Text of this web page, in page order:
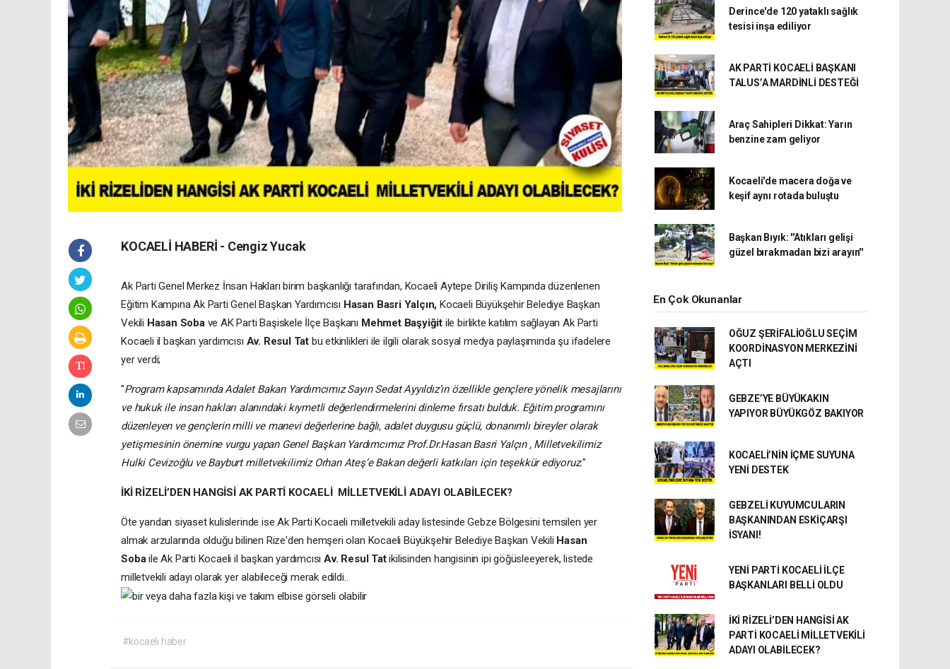
KOCAELİ HABERİ - Cengiz Yucak
Ak Parti Genel Merkez İnsan Hakları birim başkanlığı tarafından, Kocaeli Aytepe Diriliş Kampında düzenlenen
Eğitim Kampına Ak Parti Genel Başkan Yardımcısı Hasan Basri Yalçın,Kocaeli Büyükşehir Belediye Başkan
Vekili Hasan Sobave AK Parti Başiskele İlçe Başkanı Mehmet Başyiğit ile birlikte katılım sağlayan Ak Parti
Kocaeli il başkan yardımcısı Av. Resul Tat bu etkinlikleri ile ilgili olarak sosyal medya paylaşımında şu ifadelere
yer verdi;
"Program kapsamında Adalet Bakan Yardımcımız Sayın Sedat Ayyıldız’ın özellikle gençlere yönelik mesajlarını
ve hukuk ile insan hakları alanındaki kıymetli değerlendirmelerini dinleme fırsatı bulduk. Eğitim programını
düzenleyen ve gençlerin milli ve manevi değerlerine bağlı, adalet duygusu güçlü, donanımlı bireyler olarak
yetişmesinin önemine vurgu yapan Genel Başkan Yardımcımız Prof.Dr.Hasan Basri Yalçın , Milletvekilimiz
Hulki Cevizoğlu ve Bayburt milletvekilimiz Orhan Ateş’e Bakan değerli katkıları için teşekkür ediyoruz."
İKİ RİZELİ’DEN HANGİSİ AK PARTİ KOCAELİ MİLLETVEKİLİ ADAYI OLABİLECEK?
Öte yandan siyaset kulislerinde ise Ak Parti Kocaeli milletvekili aday listesinde Gebze Bölgesini temsilen yer
almak arzularında olduğu bilinen Rize'den hemşeri olan Kocaeli Büyükşehir Belediye Başkan Vekili Hasan
Sobaile Ak Parti Kocaeli il başkan yardımcısıAv. Resul Tatikilisinden hangisinin ipi göğüsleeyerek, listede
milletvekili adayı olarak yer alabileceği merak edildi..
#kocaeli haber
Derince'de 120 yataklı sağlık
tesisi inşa ediliyor
AK PARTİ KOCAELİ BAŞKANI
TALUS’A MARDİNLİ DESTEĞİ
Araç Sahipleri Dikkat: Yarın
benzine zam geliyor
Kocaeli'de macera doğa ve
keşif aynı rotada buluştu
Başkan Bıyık: ''Atıkları gelişi
güzel bırakmadan bizi arayın''
En Çok Okunanlar
OĞUZ ŞERİFALİOĞLU SEÇİM
KOORDİNASYON MERKEZİNİ
AÇTI
GEBZE’YE BÜYÜKAKIN
YAPIYOR BÜYÜKGÖZ BAKIYOR
KOCAELİ’NİN İÇME SUYUNA
YENİ DESTEK
GEBZELİ KUYUMCULARIN
BAŞKANINDAN ESKİÇARŞI
İSYANI!
YENİ PARTİ KOCAELİ İLÇE
BAŞKANLARI BELLİ OLDU
İKİ RİZELİ’DEN HANGİSİ AK
PARTİ KOCAELİ MİLLETVEKİLİ
ADAYI OLABİLECEK?